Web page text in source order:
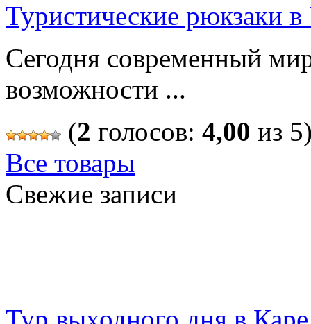
Туристические рюкзаки
Сегодня современный
возможности ...
(2 голосов: 4,00 из
Все товары
Свежие записи